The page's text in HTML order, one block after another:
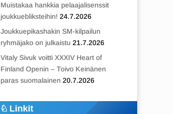
Muistakaa hankkia pelaajalisenssit
joukkuebliksteihin! 24.7.2026
Joukkuepikashakin SM-kilpailun
ryhmäjako on julkaistu 21.7.2026
Vitaly Sivuk voitti XXXIV Heart of
Finland Openin – Toivo Keinänen
paras suomalainen 20.7.2026
Linkit